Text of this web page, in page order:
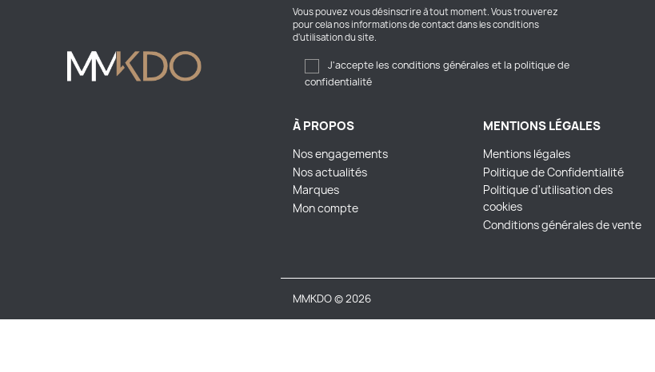
Vous pouvez vous désinscrire à tout moment. Vous trouverez
pour cela nos informations de contact dans les conditions
d'utilisation du site.
J'accepte les conditions générales et la politique de
confidentialité
À PROPOS
Nos engagements
Nos actualités
Marques
Mon compte
MENTIONS LÉGALES
Mentions légales
Politique de Confidentialité
Politique d'utilisation des
cookies
Conditions générales de vente
MMKDO © 2026